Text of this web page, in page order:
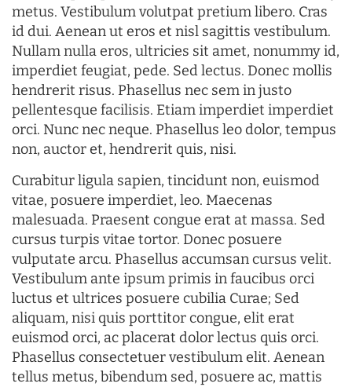
metus. Vestibulum volutpat pretium libero. Cras
id dui. Aenean ut eros et nisl sagittis vestibulum.
Nullam nulla eros, ultricies sit amet, nonummy id,
imperdiet feugiat, pede. Sed lectus. Donec mollis
hendrerit risus. Phasellus nec sem in justo
pellentesque facilisis. Etiam imperdiet imperdiet
orci. Nunc nec neque. Phasellus leo dolor, tempus
non, auctor et, hendrerit quis, nisi.
Curabitur ligula sapien, tincidunt non, euismod
vitae, posuere imperdiet, leo. Maecenas
malesuada. Praesent congue erat at massa. Sed
cursus turpis vitae tortor. Donec posuere
vulputate arcu. Phasellus accumsan cursus velit.
Vestibulum ante ipsum primis in faucibus orci
luctus et ultrices posuere cubilia Curae; Sed
aliquam, nisi quis porttitor congue, elit erat
euismod orci, ac placerat dolor lectus quis orci.
Phasellus consectetuer vestibulum elit. Aenean
tellus metus, bibendum sed, posuere ac, mattis